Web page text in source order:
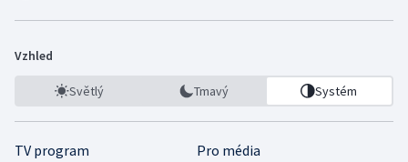
Vzhled
Světlý Tmavý Systém
TV program
Pro média